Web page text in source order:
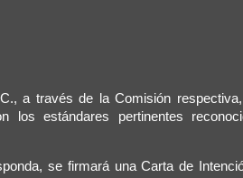
a través de la Comisión
los estándares pertinentes
se firmará una Carta de